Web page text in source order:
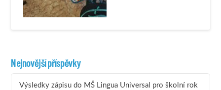
Nejnovější příspěvky
Výsledky zápisu do MŠ Lingua Universal pro školní rok